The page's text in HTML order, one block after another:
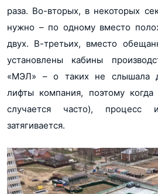
раза. Во-вторых, в некоторых
нужно – по одному вместо
двух. В-третьих, вместо
установлены кабины
«МЭЛ» – о таких не слышала
лифты компания, поэтому
случается часто), процесс
затягивается.